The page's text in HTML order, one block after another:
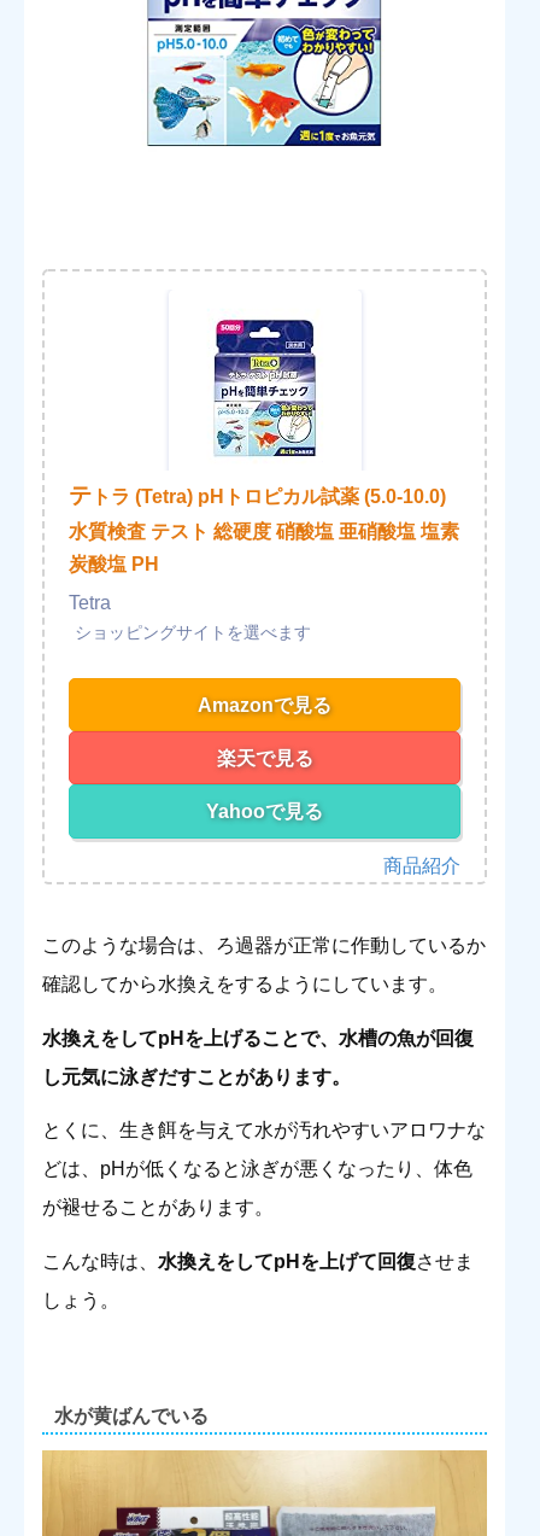
テ トラ (Tetra) pHトロピカル試薬 (5.0-10.0)
水質検査 テスト 総硬度 硝酸塩 亜硝酸塩 塩素
炭酸塩 PH
Tetra
Amazonで見る
楽天で見る
Yahooで見る
このような場合は、ろ過器が正常に作動しているか
確認してから水換えをするようにしています。
水換えをしてpHを上げることで、水槽の魚が回復
し元気に泳ぎだすことがあります。
とくに、生き餌を与えて水が汚れやすいアロワナな
どは、pHが低くなると泳ぎが悪くなったり、体色
が褪せることがあります。
こんな時は、 水換えをしてpHを上げて回復させま
しょう。
水が黄ばんでいる